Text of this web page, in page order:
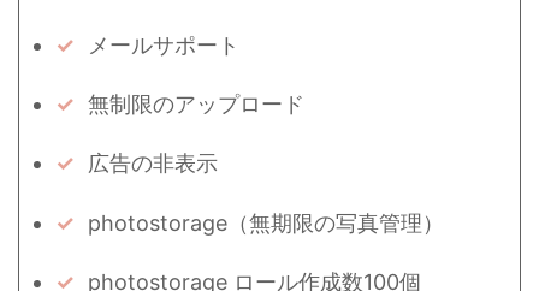
メールサポート
無制限のアップロード
広告の非表示
photostorage（無期限の写真管理）
photostorage ロール作成数100個